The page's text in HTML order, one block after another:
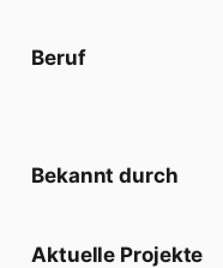
Beruf
Bekannt durch
Aktuelle Projekte